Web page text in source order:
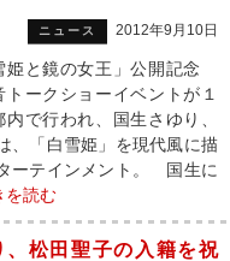
ニュース 2012年9月10日
と鏡の女王」公開記念
ークショーイベントが１
内で行われ、国生さゆり、
「白雪姫」を現代風に描
ーテインメント。 国生に
を読む
、松田聖子の入籍を祝